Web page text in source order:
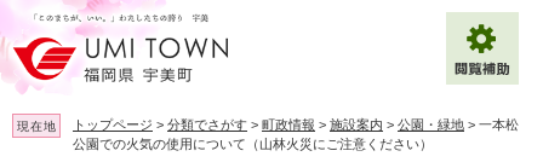
ー
ジ
の
先
頭
ニ
ュ
ー
を
飛
現在地 トップページ > 分類でさがす > 町政情報 > 施設案内 > 公園・緑地 > 一本松
公園での火気の使用について（山林火災にご注意ください）